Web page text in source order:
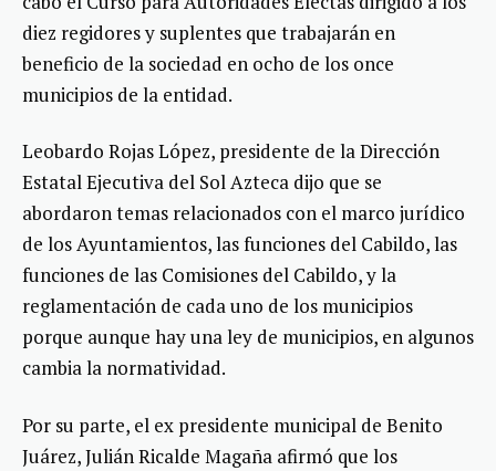
diez regidores y suplentes que trabajarán en
beneficio de la sociedad en ocho de los once
municipios de la entidad.
Leobardo Rojas López, presidente de la Dirección
Estatal Ejecutiva del Sol Azteca dijo que se
abordaron temas relacionados con el marco jurídico
de los Ayuntamientos, las funciones del Cabildo, las
funciones de las Comisiones del Cabildo, y la
reglamentación de cada uno de los municipios
porque aunque hay una ley de municipios, en algunos
cambia la normatividad.
Por su parte, el ex presidente municipal de Benito
Juárez, Julián Ricalde Magaña afirmó que los